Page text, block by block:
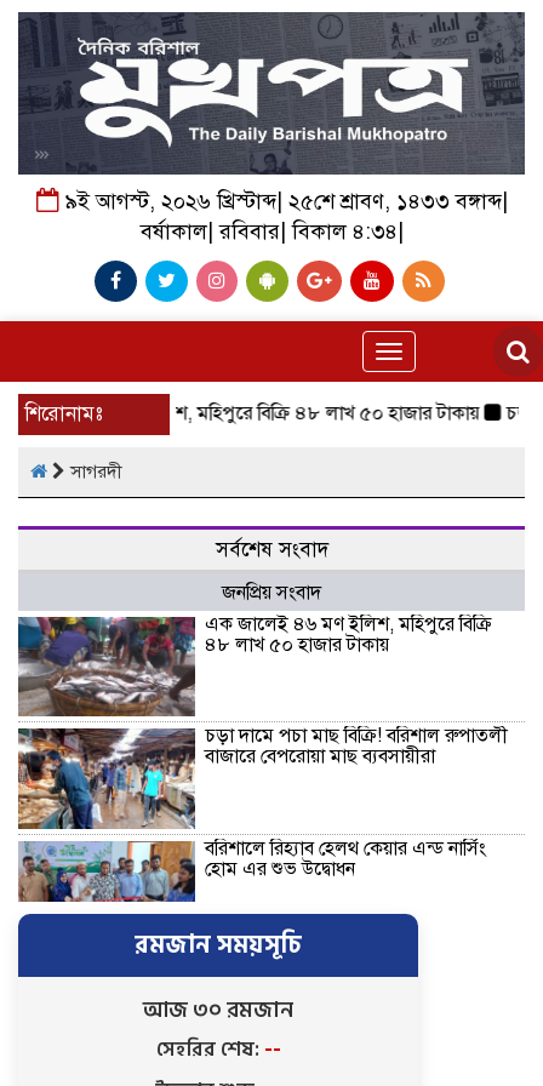
৯ই আগস্ট, ২০২৬ খ্রিস্টাব্দ| ২৫শে শ্রাবণ, ১৪৩৩ বঙ্গাব্দ|
বর্ষাকাল| রবিবার| বিকাল ৪:৩৪|
Toggle
navigation
শিরোনামঃ
জালেই ৪৬ মণ ইলিশ, মহিপুরে বিক্রি ৪৮ লাখ ৫০ হাজার টাকায় চড়া
সাগরদী
সর্বশেষ সংবাদ
জনপ্রিয় সংবাদ
এক জালেই ৪৬ মণ ইলিশ, মহিপুরে বিক্রি
৪৮ লাখ ৫০ হাজার টাকায়
চড়া দামে পচা মাছ বিক্রি! বরিশাল রুপাতলী
বাজারে বেপরোয়া মাছ ব্যবসায়ীরা
বরিশালে রিহ্যাব হেলথ কেয়ার এন্ড নার্সিং
হোম এর শুভ উদ্বোধন
বাকেরগঞ্জে জমির দ্বন্দ্বে হামলা-মামলার
ষড়যন্ত্রে লিপ্ত ভাতিজার বিরুদ্ধে চাচার সংবাদ
সম্মেলন
রমজান সময়সূচি
আজ ৩০ রমজান
সেহরির শেষ: --